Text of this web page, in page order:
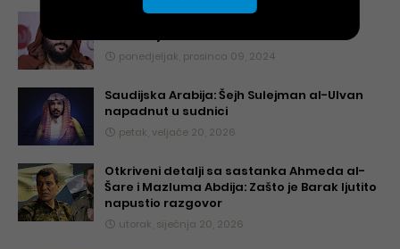
ponedjeljak, prosinca 09, 2024
Saudijska Arabija: Šejh Sulejman al-Ulvan
napadnut u sudnici
petak, veljače 20, 2026
Otkriveni detalji sa sastanka Ahmeda al-
Šare i Mazluma Abdija: Zašto je Barak ljutito
napustio razgovor
utorak, siječnja 20, 2026